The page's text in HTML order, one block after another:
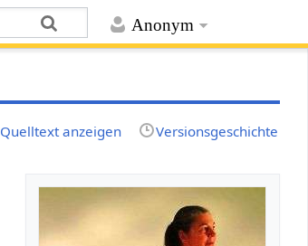
Anonym
Quelltext anzeigen Versionsgeschichte